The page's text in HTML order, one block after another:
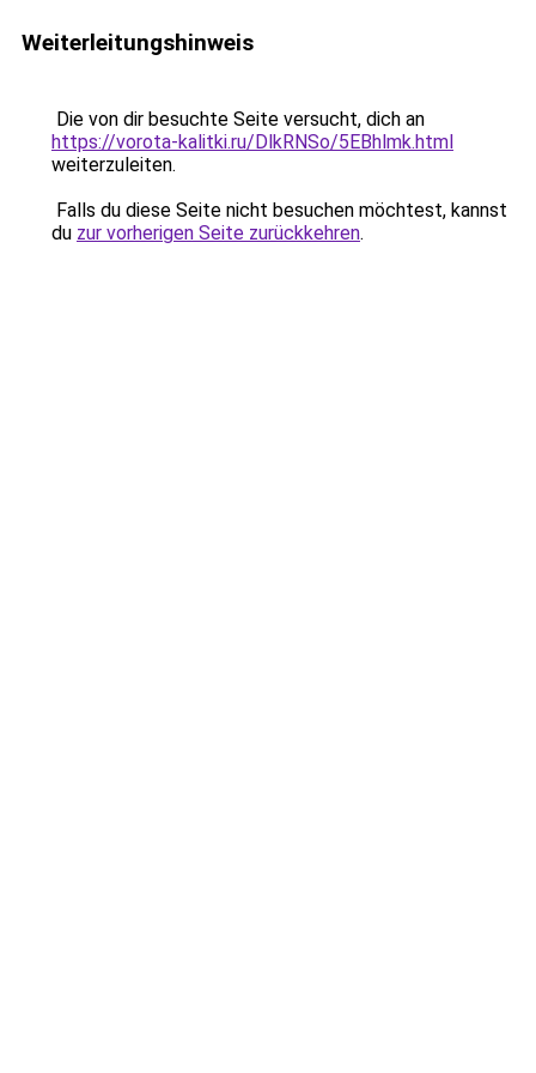
Weiterleitungshinweis
Die von dir besuchte Seite versucht, dich an
https://vorota-kalitki.ru/DlkRNSo/5EBhlmk.html
weiterzuleiten.
Falls du diese Seite nicht besuchen möchtest, kannst
du zur vorherigen Seite zurückkehren.